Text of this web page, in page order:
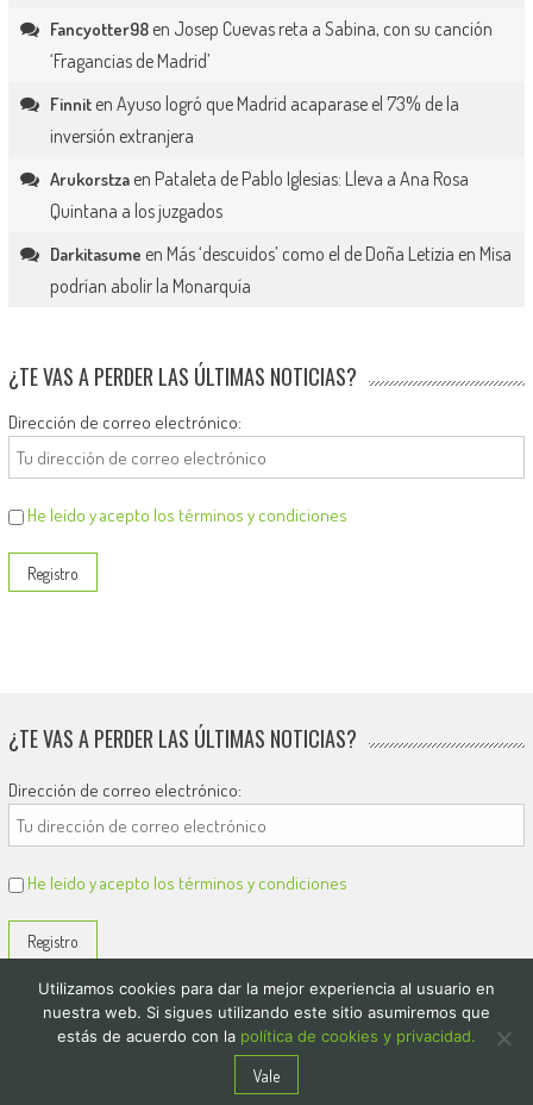
Fancyotter98en Josep Cuevas reta a Sabina, con su canción
‘Fragancias de Madrid’
Finniten Ayuso logró que Madrid acaparase el 73% de la
inversión extranjera
Arukorstzaen Pataleta de Pablo Iglesias: Lleva a Ana Rosa
Quintana a los juzgados
Darkitasume en Más ‘descuidos’ como el de Doña Letizia en Misa
podrían abolir la Monarquía
¿TE VAS A PERDER LAS ÚLTIMAS NOTICIAS?
Dirección de correo electrónico:
He leído y acepto los términos y condiciones
¿TE VAS A PERDER LAS ÚLTIMAS NOTICIAS?
Dirección de correo electrónico:
He leído y acepto los términos y condiciones
El Diario de Colón
Politica de privacidad y cookies
Utilizamos cookies para dar la mejor experiencia al usuario en
nuestra web. Si sigues utilizando este sitio asumiremos que
estás de acuerdo con la política de cookies y privacidad.
Vale